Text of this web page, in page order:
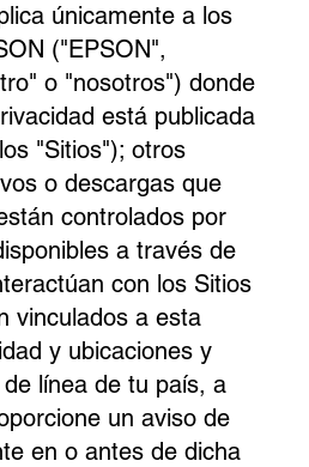
únicamente a los
("EPSON",
o "nosotros") donde
está publicada
"Sitios"); otros
o descargas que
controlados por
a través de
con los Sitios
vinculados a esta
y ubicaciones y
línea de tu país, a
un aviso de
en o antes de dicha